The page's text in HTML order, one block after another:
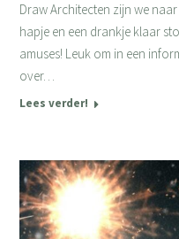
Draw Architecten zijn we
hapje en een drankje klaar
amuses! Leuk om in een
over…
Lees verder!